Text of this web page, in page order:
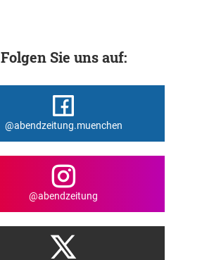
Folgen Sie uns auf:
@abendzeitung.muenchen
@abendzeitung